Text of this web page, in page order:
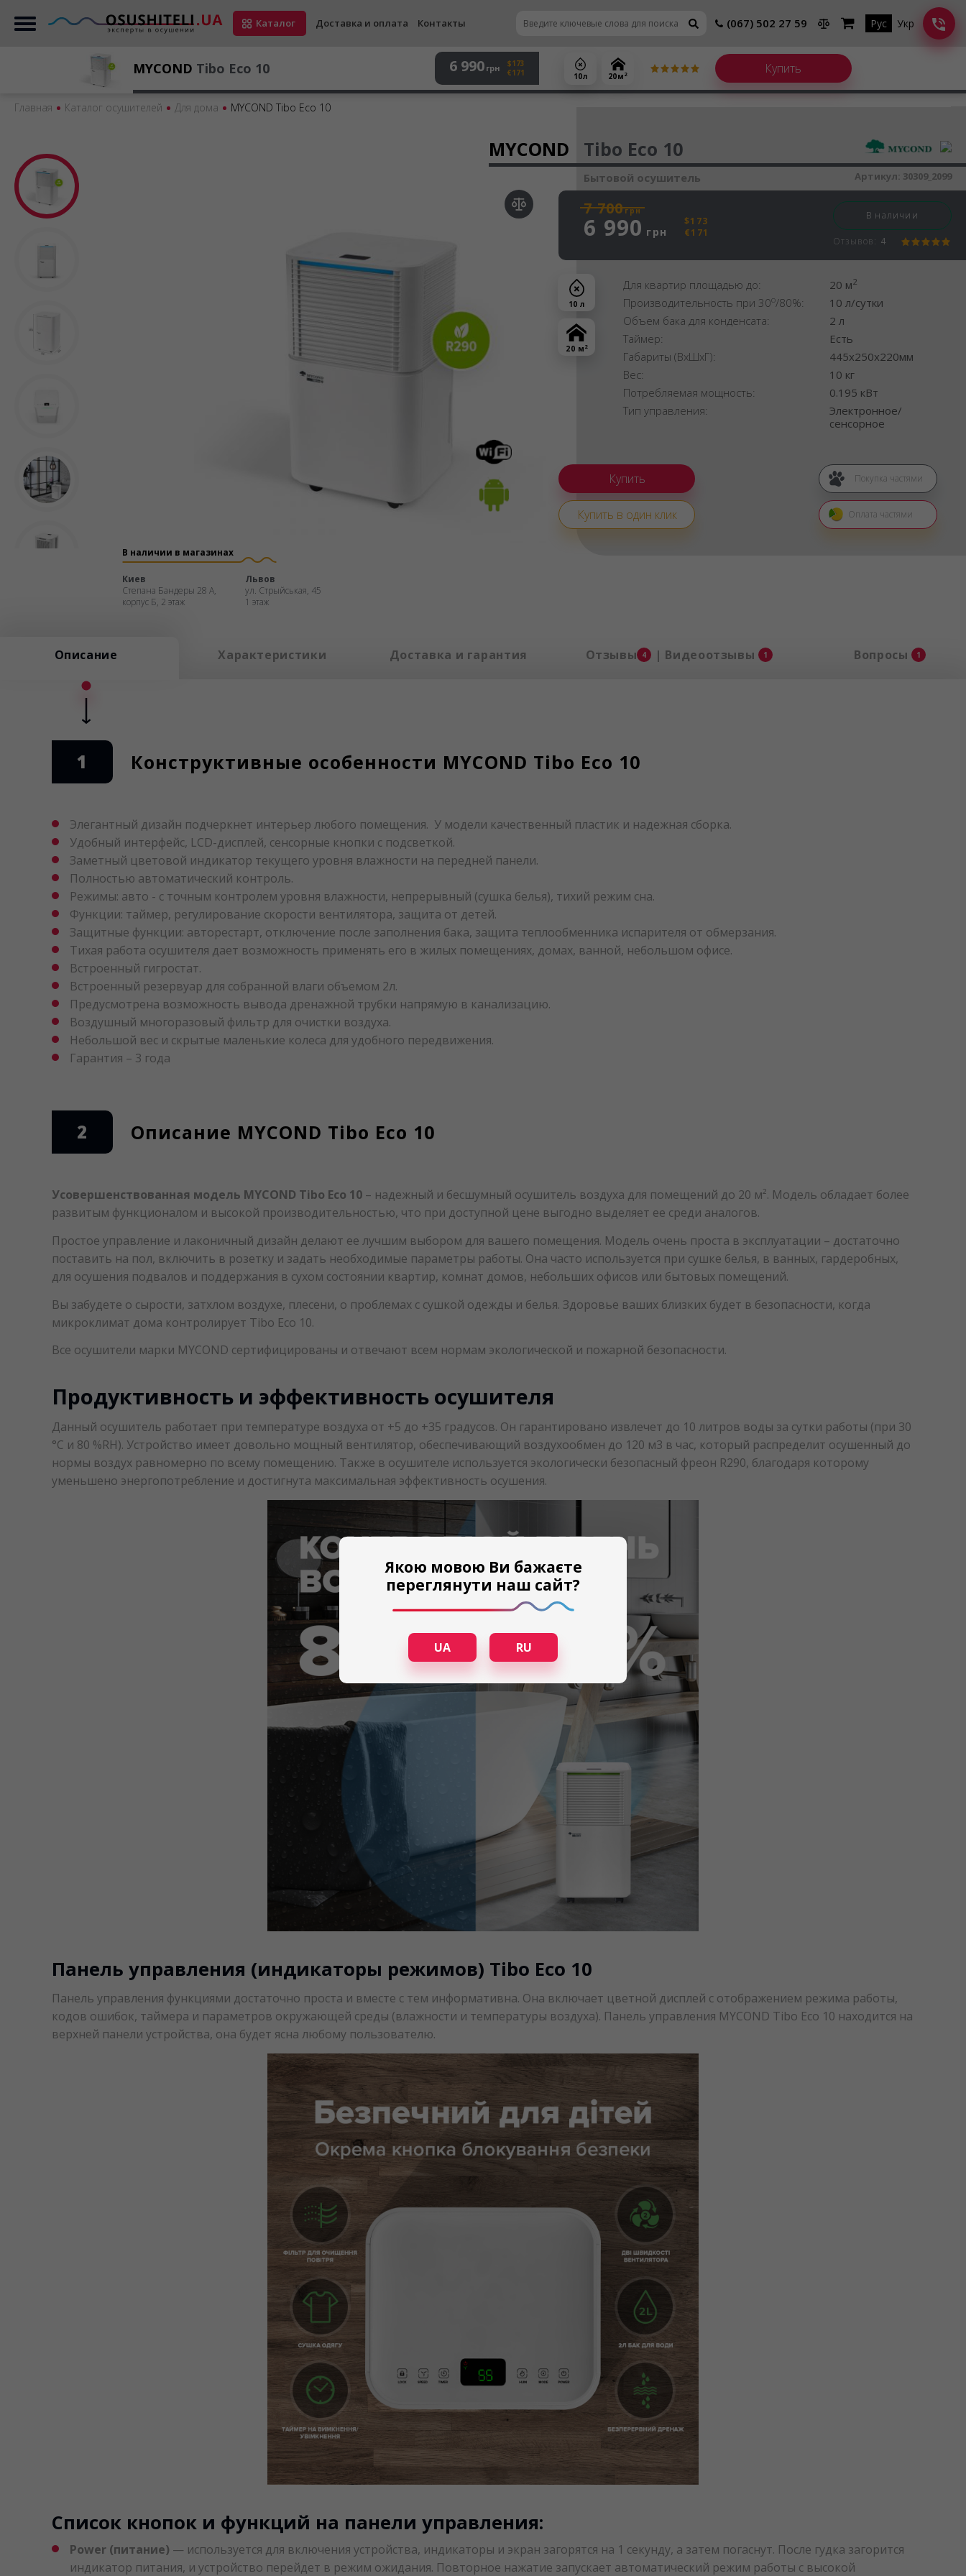
Каталог Доставка и оплата Контакты (067) 502 27 59 Рус Укр
Главная Каталог осушителей Для дома MYCOND Tibo Eco 10
MYCOND Tibo Eco 10 6 990 грн
$173
€171
10 л 20 м 2
10 л
20 м 2
Осушитель воздуха
MYCOND Tibo Eco 10
Бытовой осушитель
7 700грн
6 990 грн
$173
€171
В наличии
Отзывов: 4
Артикул: 30309_2099
Для квартир площадью до: 20 м2
Производительность при 30o/80%:
10 л/сутки
Объем бака для конденсата:
2 л
Таймер:
Есть
Габариты (ВхШхГ):
445x250x220мм
Вес:
10 кг
Потребляемая мощность:
0.195 кВт
Тип управления:
Электронное/
сенсорное
Купить в один клик
Покупка частями
Оплата частями
В наличии в магазинах
Киев
Степана Бандеры 28 А,
корпус Б, 2 этаж
Львов
ул. Стрыйськая, 45
1 этаж
Описание Характеристики Доставка и гарантия Отзывы 4 | Видеоотзывы 1 Вопросы 1
1 Конструктивные особенности MYCOND Tibo Eco 10
Элегантный дизайн подчеркнет интерьер любого помещения. У модели качественный пластик и надежная сборка.
Удобный интерфейс, LCD-дисплей, сенсорные кнопки с подсветкой.
Заметный цветовой индикатор текущего уровня влажности на передней панели.
Полностью автоматический контроль.
Режимы: авто - с точным контролем уровня влажности, непрерывный (сушка белья), тихий режим сна.
Функции: таймер, регулирование скорости вентилятора, защита от детей.
Защитные функции: авторестарт, отключение после заполнения бака, защита теплообменника испарителя от обмерзания.
Тихая работа осушителя дает возможность применять его в жилых помещениях, домах, ванной, небольшом офисе.
Встроенный гигростат.
Встроенный резервуар для собранной влаги объемом 2л.
Предусмотрена возможность вывода дренажной трубки напрямую в канализацию.
Воздушный многоразовый фильтр для очистки воздуха.
Небольшой вес и скрытые маленькие колеса для удобного передвижения.
Гарантия – 3 года
2 Описание MYCOND Tibo Eco 10
Усовершенствованная модель MYCOND Tibo Eco 10 – надежный и бесшумный осушитель воздуха для помещений до 20 м². Модель обладает более
развитым функционалом и высокой производительностью, что при доступной цене выгодно выделяет ее среди аналогов.
Простое управление и лаконичный дизайн делают ее лучшим выбором для вашего помещения. Модель очень проста в эксплуатации – достаточно
поставить на пол, включить в розетку и задать необходимые параметры работы. Она часто используется при сушке белья, в ванных, гардеробных,
для осушения подвалов и поддержания в сухом состоянии квартир, комнат домов, небольших офисов или бытовых помещений.
Вы забудете о сырости, затхлом воздухе, плесени, о проблемах с сушкой одежды и белья. Здоровье ваших близких будет в безопасности, когда
микроклимат дома контролирует Tibo Eco 10.
Все осушители марки MYCOND сертифицированы и отвечают всем нормам экологической и пожарной безопасности.
Продуктивность и эффективность осушителя
Данный осушитель работает при температуре воздуха от +5 до +35 градусов. Он гарантировано извлечет до 10 литров воды за сутки работы (при 30
°C и 80 %RH). Устройство имеет довольно мощный вентилятор, обеспечивающий воздухообмен до 120 м3 в час, который распределит осушенный до
нормы воздух равномерно по всему помещению. Также в осушителе используется экологически безопасный фреон R290, благодаря которому
уменьшено энергопотребление и достигнута максимальная эффективность осушения.
Панель управления (индикаторы режимов) Tibo Eco 10
Панель управления функциями достаточно проста и вместе с тем информативна. Она включает цветной дисплей с отображением режима работы,
кодов ошибок, таймера и параметров окружающей среды (влажности и температуры воздуха). Панель управления MYCOND Tibo Eco 10 находится на
верхней панели устройства, она будет ясна любому пользователю.
Список кнопок и функций на панели управления:
Power (питание) — используется для включения устройства, индикаторы и экран загорятся на 1 секунду, а затем погаснут. После гудка загорится
индикатор питания, и устройство перейдет в режим ожидания. Повторное нажатие запускает автоматический режим работы с высокой
Якою мовою Ви бажаєте
переглянути наш сайт?
UA RU